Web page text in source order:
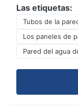
Las etiquetas:
Tubos de la
Los paneles de
Pared del agua